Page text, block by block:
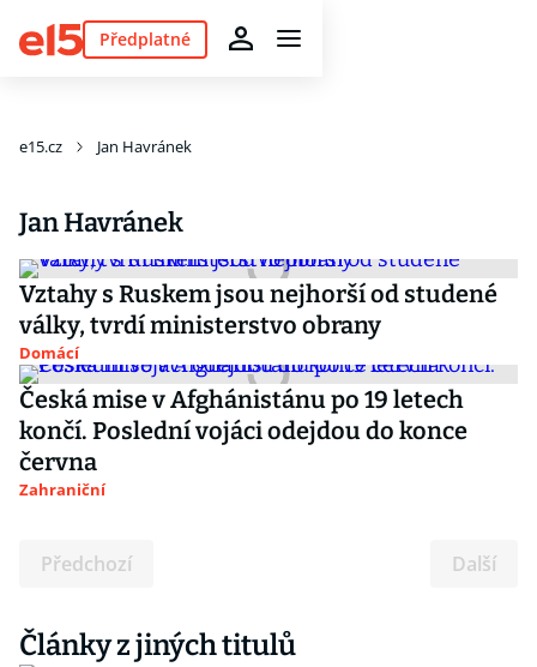
Předplatné
e15.cz Jan Havránek
Jan Havránek
Vztahy s Ruskem jsou nejhorší od studené
války, tvrdí ministerstvo obrany
Domácí
Česká mise v Afghánistánu po 19 letech
končí. Poslední vojáci odejdou do konce
června
Zahraniční
Předchozí Další
Články z jiných titulů